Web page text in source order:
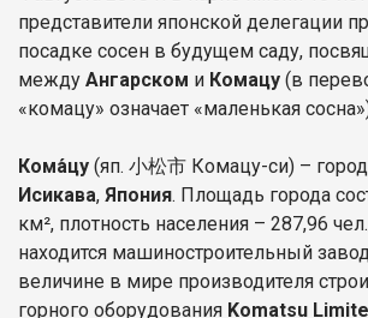
представители японской делегации
посадке сосен в будущем саду,
между Ангарском и Комацу (в
«комацу» означает «маленькая
Кома́цу (яп. 小松市 Комацу-си) –
Исикава, Япония. Площадь города
км², плотность населения – 287,96
находится машиностроительный
величине в мире производителя
горного оборудования Komatsu